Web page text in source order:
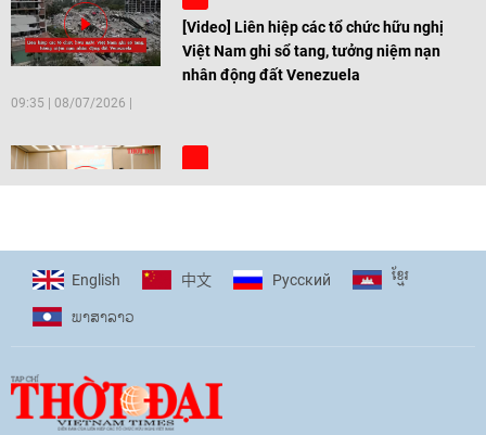
[Video] Liên hiệp các tổ chức hữu nghị
Việt Nam ghi sổ tang, tưởng niệm nạn
nhân động đất Venezuela
09:35 08/07/2026
[Video] Trẻ em Đông Á cùng kiến tạo
11:10|17/06/2026
English 中文 Pусский ខ្មែរ
ພາ​ສາ​ລາວ